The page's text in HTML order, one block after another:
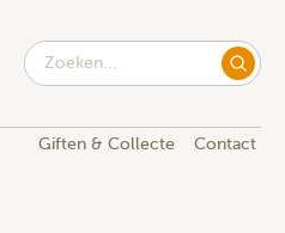
Giften & Collecte Contact